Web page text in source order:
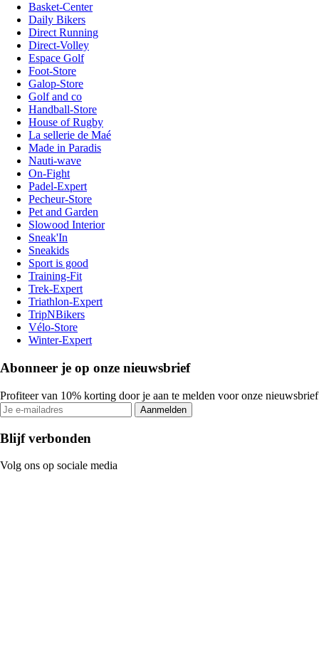
Basket-Center
Daily Bikers
Direct Running
Direct-Volley
Espace Golf
Foot-Store
Galop-Store
Golf and co
Handball-Store
House of Rugby
La sellerie de Maé
Made in Paradis
Nauti-wave
On-Fight
Padel-Expert
Pecheur-Store
Pet and Garden
Slowood Interior
Sneak'In
Sneakids
Sport is good
Training-Fit
Trek-Expert
Triathlon-Expert
TripNBikers
Vélo-Store
Winter-Expert
Abonneer je op onze nieuwsbrief
Profiteer van 10% korting door je aan te melden voor onze nieuwsbrief
Aanmelden
Blijf verbonden
Volg ons op sociale media